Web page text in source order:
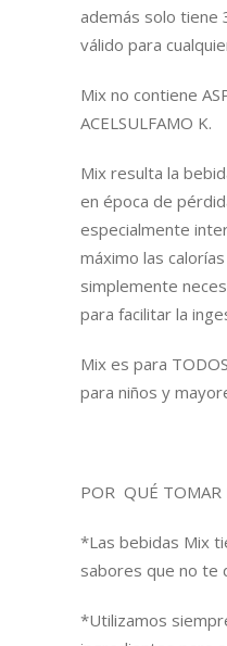
además solo tiene
válido para
Mix no contiene
ACELSULFAMO K.
Mix resulta la
en época de
especialmente
máximo las
simplemente
para facilitar la
Mix es para
para niños y
POR QUÉ TOMAR
*Las bebidas Mix
sabores que no te
*Utilizamos